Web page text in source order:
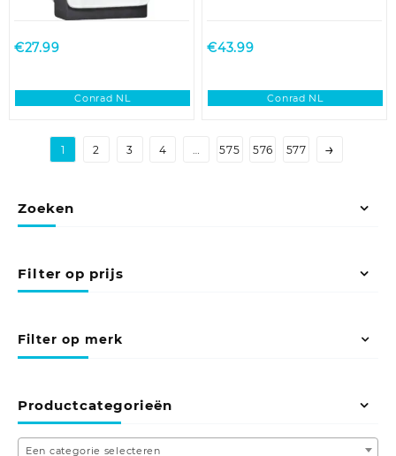
€27.99
Conrad NL
€43.99
Conrad NL
1 2 3 4 575 576 577 →
Zoeken
Filter op prijs
Filter op merk
Productcategorieën
Een categorie selecteren